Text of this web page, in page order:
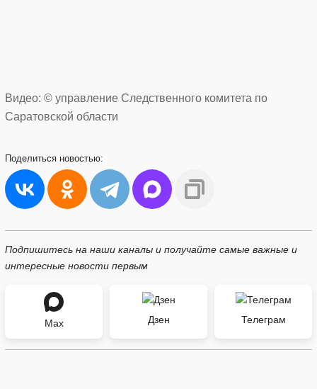
Видео: © управление Следственного комитета по
Саратовской области
Поделиться новостью:
Подпишитесь на наши каналы и получайте самые важные и
интересные новости первым
Max Дзен Телеграм